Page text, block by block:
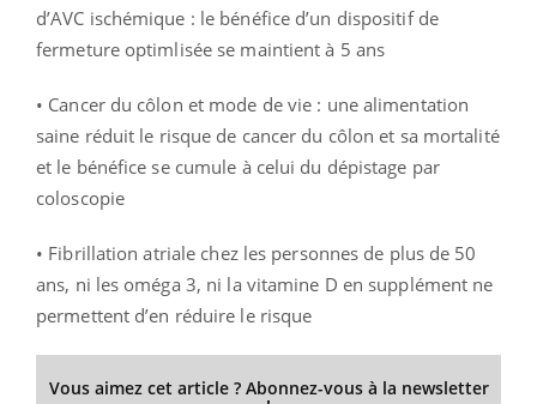
d’AVC ischémique : le bénéfice d’un dispositif de
fermeture optimlisée se maintient à 5 ans
• Cancer du côlon et mode de vie : une alimentation
saine réduit le risque de cancer du côlon et sa mortalité
et le bénéfice se cumule à celui du dépistage par
coloscopie
• Fibrillation atriale chez les personnes de plus de 50
ans, ni les oméga 3, ni la vitamine D en supplément ne
permettent d’en réduire le risque
Vous aimez cet article ? Abonnez-vous à la newsletter